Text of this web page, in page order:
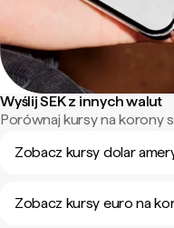
Wyślij SEK z innych walut
Porównaj kursy na korony
Zobacz kursy dolar
Zobacz kursy euro na